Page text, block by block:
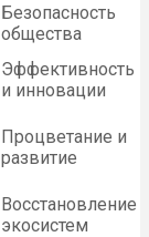
Безопасность
общества
Эффективность
и инновации
Процветание и
развитие
Восстановление
экосистем